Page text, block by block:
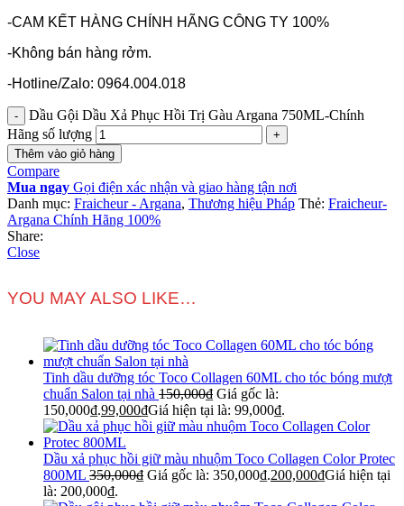
-CAM KẾT HÀNG CHÍNH HÃNG CÔNG TY 100%
-Không bán hàng rởm.
-Hotline/Zalo: 0964.004.018
Dầu Gội Dầu Xả Phục Hồi Trị Gàu Argana 750ML-Chính
Hãng số lượng
Thêm vào giỏ hàng
Compare
Mua ngay Gọi điện xác nhận và giao hàng tận nơi
Danh mục: Fraicheur - Argana, Thương hiệu Pháp Thẻ: Fraicheur-
Argana Chính Hãng 100%
Share:
Close
YOU MAY ALSO LIKE…
Tinh dầu dưỡng tóc Toco Collagen 60ML cho tóc bóng mượt
chuẩn Salon tại nhà 150,000₫ Giá gốc là:
150,000₫.99,000₫Giá hiện tại là: 99,000₫.
Dầu xả phục hồi giữ màu nhuộm Toco Collagen Color Protec
800ML 350,000₫ Giá gốc là: 350,000₫.200,000₫Giá hiện tại
là: 200,000₫.